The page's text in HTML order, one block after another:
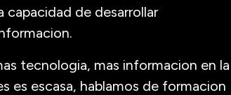
capacidad de desarrollar
tecnologia, mas informacion en la
es escasa, hablamos de formacion